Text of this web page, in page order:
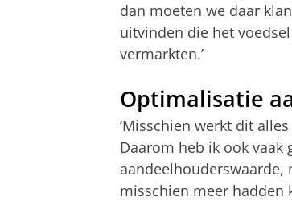
dan moeten we daar
uitvinden die het
vermarkten.’
Optimalisatie
‘Misschien werkt dit
Daarom heb ik ook vaak
aandeelhouderswaarde,
misschien meer hadden